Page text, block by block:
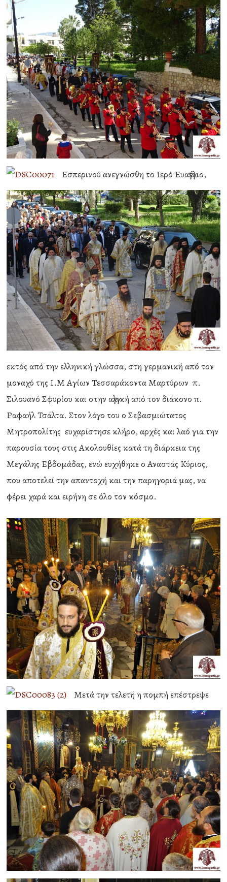
Εσπερινού ανεγνώσθη το Ιερό Ευαγγέλιο,
εκτός από την ελληνική γλώσσα, στη γερμανική από τον
μοναχό της Ι.Μ Αγίων Τεσσαράκοντα Μαρτύρων π.
Σιλουανό Σφυρίου και στην αγγλική από τον διάκονο π.
Ραφαήλ Τσάλτα. Στον λόγο του ο Σεβασμιώτατος
Μητροπολίτης ευχαρίστησε κλήρο, αρχές και λαό για την
παρουσία τους στις Ακολουθίες κατά τη διάρκεια της
Μεγάλης Εβδομάδας, ενώ ευχήθηκε ο Αναστάς Κύριος,
που αποτελεί την απαντοχή και την παρηγοριά μας, να
φέρει χαρά και ειρήνη σε όλο τον κόσμο.
Μετά την τελετή η πομπή επέστρεψε